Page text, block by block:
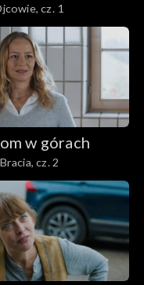
cz. 1
w górach
cz. 2